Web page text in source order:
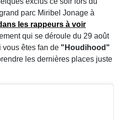
parc Miribel Jonage à
les rappeurs à voir
qui se déroule du 29 août
vous êtes fan de "Houdihood"
les dernières places juste